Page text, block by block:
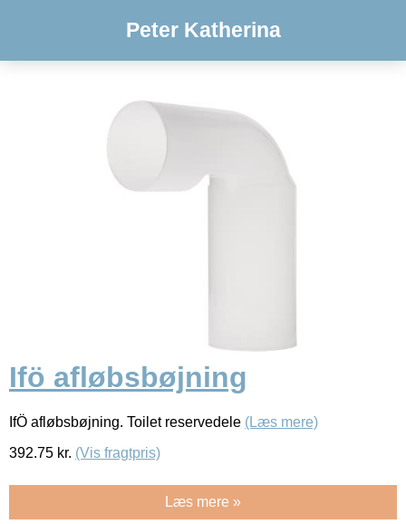
Peter Katherina
Ifö afløbsbøjning
IfÖ afløbsbøjning. Toilet reservedele (Læs mere)
392.75 kr. (Vis fragtpris)
Læs mere »